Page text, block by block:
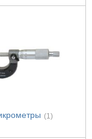
(1)